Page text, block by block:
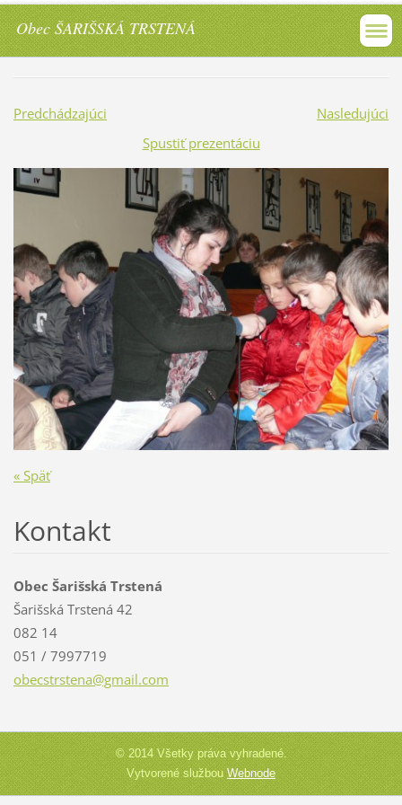
Obec ŠARIŠSKÁ TRSTENÁ
Predchádzajúci
Nasledujúci
Spustiť prezentáciu
« Späť
Kontakt
Obec Šarišská Trstená
Šarišská Trstená 42
082 14
051 / 7997719
obecstrstena@gmail.com
© 2014 Všetky práva vyhradené.
Vytvorené službouWebnode